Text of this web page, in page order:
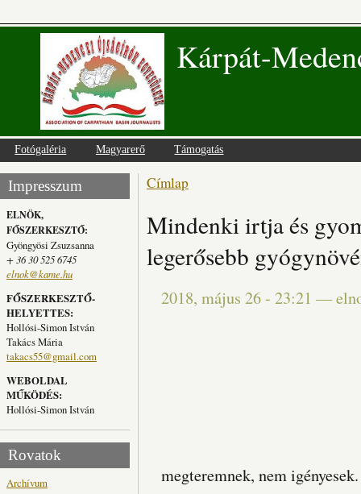
Kárpát-
Fotógaléria Magyarerő Támogatás
Impresszum
ELNÖK,
FŐSZERKESZTŐ:
Gyöngyösi Zsuzsanna
+ 36 30 525 6745
elnok@kame.hu
FŐSZERKESZTŐ-
HELYETTES:
Hollósi-Simon István
Takács Mária
takacs55@gmail.com
WEBOLDAL
MŰKÖDÉS:
Hollósi-Simon István
Rovatok
Archívum
Jelenlegi hely
Címlap
Mindenki irtja és
legerősebb
2018, május 26 - 23:21 —
megteremnek, nem igényesek.